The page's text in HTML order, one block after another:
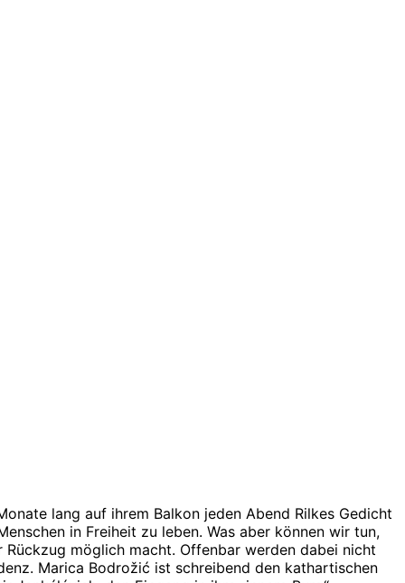
lang auf ihrem Balkon jeden Abend Rilkes Gedicht
in Freiheit zu leben. Was aber können wir tun,
möglich macht. Offenbar werden dabei nicht
Marica Bodrožić ist schreibend den kathartischen